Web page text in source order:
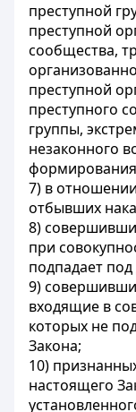
преступной
преступной
сообщества,
преступной
преступного
группы,
незаконного
7) в
отбывших
8)
при
подпадает
9)
входящие в
которых не
Закона;
10)
настоящего